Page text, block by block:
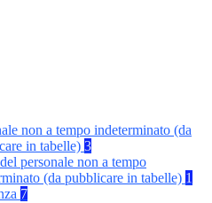
non a tempo indeterminato (da
in tabelle) 3
personale non a tempo
(da pubblicare in tabelle) 1
7